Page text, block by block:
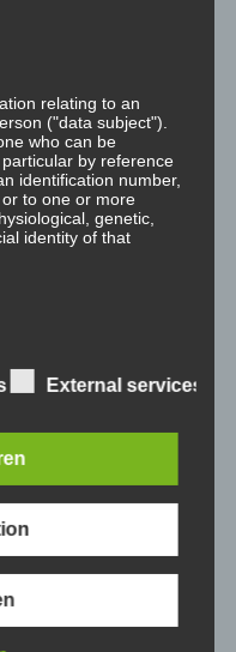
um die eigene
Meditationen und
zu den
Entwicklung und
gelebte
relating to an
("data subject").
who can be
by reference
identification number,
to one or more
genetic,
identity of that
natural
by the
of operations which is
sets of personal data,
such as collection,
storage, adaptation
use, disclosure by
making
External services